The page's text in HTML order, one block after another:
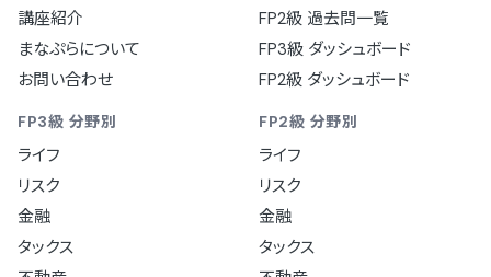
講座紹介
まなぷらについて
お問い合わせ
FP2級 過去問一覧
FP3級 ダッシュボード
FP2級 ダッシュボード
FP3級 分野別
ライフ
リスク
金融
タックス
FP2級 分野別
ライフ
リスク
金融
タックス